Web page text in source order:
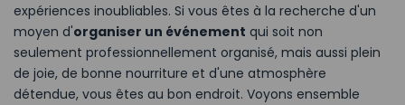
expériences inoubliables. Si vous êtes à la recherche d'un
moyen d'organiser un événement qui soit non
seulement professionnellement organisé, mais aussi plein
de joie, de bonne nourriture et d'une atmosphère
détendue, vous êtes au bon endroit. Voyons ensemble